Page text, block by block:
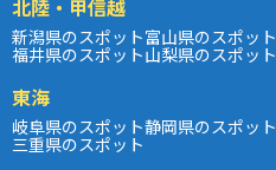
北陸・甲信越
新潟県のスポット富山県のスポット
福井県のスポット山梨県のスポット
東海
岐阜県のスポット静岡県のスポット
三重県のスポット